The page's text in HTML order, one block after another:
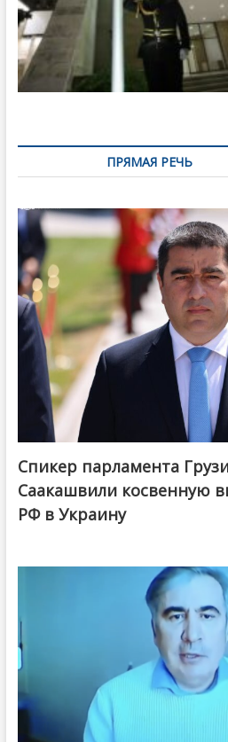
ПРЯМАЯ РЕЧЬ
Спикер парламента
Саакашвили косвенную
РФ в Украину